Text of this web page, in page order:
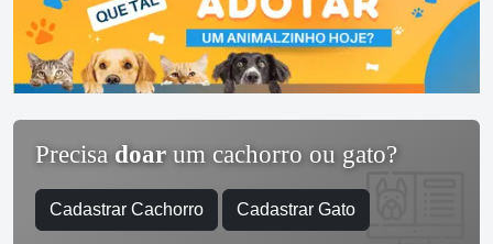
Precisa doar um cachorro ou gato?
Cadastrar Cachorro Cadastrar Gato